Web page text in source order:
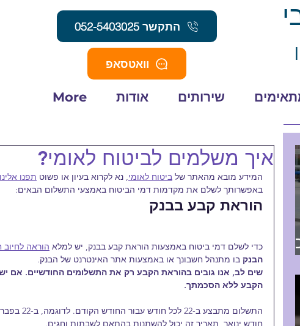
התקשר 052-5403025
וואטסאפ
איך משלמים לביטוח לאומי?
המידע מובא מהאתר של ביטוח לאומי, נא לקרוא בעיון או פשוט תפנו אלינו
באפשרותך לשלם את מקדמות דמי הביטוח באמצעי התשלום הבאים:​
הוראת קבע בבנק
כדי לשלם דמי ביטוח באמצעות הוראת קבע בבנק, יש למלא הוראה לחיוב
הבנק בו מתנהל חשבונך או באמצעות אתר האינטרנט של הבנק.
שים לב, אנו גובים בהוראת הקבע רק את התשלומים החודשיים. אם
הקבע ללא הסכמתך.
התשלום
חודש ינואר, תאריך זה יכול להשתנות בהתאם לשבתות וחגים.
שירותים אודות More